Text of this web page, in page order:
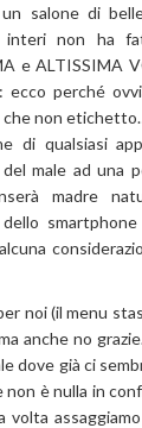
salone di
interi non ha
e ALTISSIMA
perché
che non
di qualsiasi
male ad una
madre
noi (il menu
anche no
dove già ci
è nulla in
volta